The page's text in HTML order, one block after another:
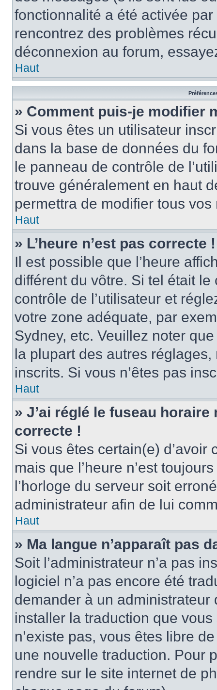
fonctionnalité a été activée
rencontrez des problèmes
déconnexion au forum,
Haut
» Comment puis-je modifier
Si vous êtes un utilisateur
dans la base de données du
le panneau de contrôle de
trouve généralement en haut
permettra de modifier tous
Haut
» L’heure n’est pas correcte !
Il est possible que l’heure
différent du vôtre. Si tel était
contrôle de l’utilisateur et
votre zone adéquate, par
Sydney, etc. Veuillez noter
la plupart des autres réglages,
inscrits. Si vous n’êtes pas
Haut
» J’ai réglé le fuseau horaire
correcte !
Si vous êtes certain(e)
mais que l’heure n’est
l’horloge du serveur soit
administrateur afin de lui
Haut
» Ma langue n’apparaît pas
Soit l’administrateur n’a pas
logiciel n’a pas encore été
demander à un administrateur
installer la traduction que
n’existe pas, vous êtes libre
une nouvelle traduction. Pour
rendre sur le site internet de